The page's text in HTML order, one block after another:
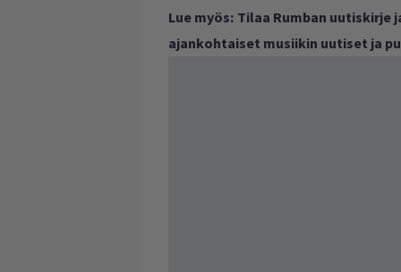
Lue myös: Tilaa Rumban uutiskirje
ajankohtaiset musiikin uutiset ja